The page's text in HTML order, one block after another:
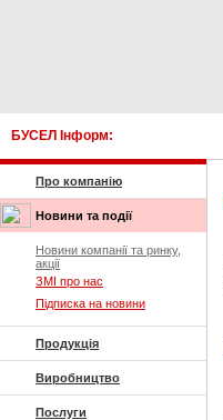
БУСЕЛ Інформ:
Про компанію
Новини та події
Новини компанії та ринку,
акції
ЗМІ про нас
Підписка на новини
Продукція
Виробництво
Послуги